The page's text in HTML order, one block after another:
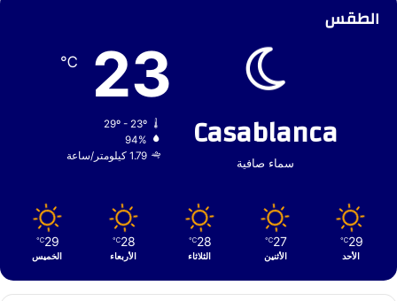
الطقس
Casablanca
سماء صافية
23
℃
29º - 23º
94%
1.79 كيلومتر/ساعة
29
℃
الأحد
27
℃
الأثنين
28
℃
الثلاثاء
28
℃
الأربعاء
29
℃
الخميس